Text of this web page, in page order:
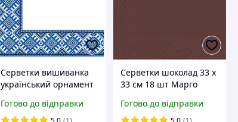
Серветки вишиванка
український орнамент
Марго двошарові
Готово до відправки
Серветки шоколад 33 х
33 см 18 шт Марго
Готово до відправки